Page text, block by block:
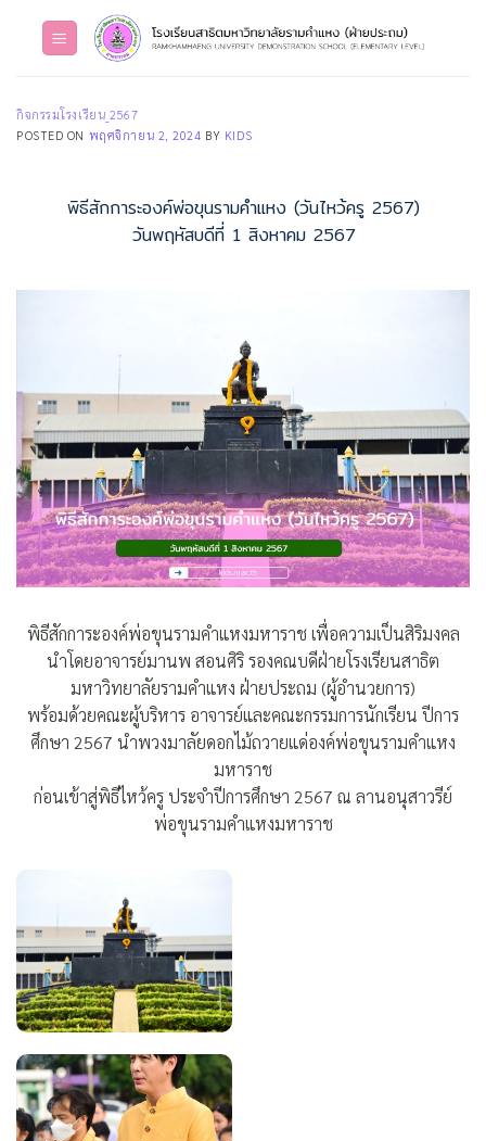
กิจกรรมโรงเรียน_2567
POSTED ON พฤศจิกายน 2, 2024 BY KIDS
พิธีสักการะองค์พ่อขุนรามคำแหง (วันไหว้ครู 2567)
วันพฤหัสบดีที่ 1 สิงหาคม 2567
พิธีสักการะองค์พ่อขุนรามคำแหงมหาราช เพื่อความเป็นสิริมงคล
นำโดยอาจารย์มานพ สอนศิริ รองคณบดีฝ่ายโรงเรียนสาธิต
มหาวิทยาลัยรามคำแหง ฝ่ายประถม (ผู้อำนวยการ)
พร้อมด้วยคณะผู้บริหาร อาจารย์และคณะกรรมการนักเรียน ปีการ
ศึกษา 2567 นำพวงมาลัยดอกไม้ถวายแด่องค์พ่อขุนรามคำแหง
มหาราช
ก่อนเข้าสู่พิธีไหว้ครู ประจำปีการศึกษา 2567 ณ ลานอนุสาวรีย์
พ่อขุนรามคำแหงมหาราช